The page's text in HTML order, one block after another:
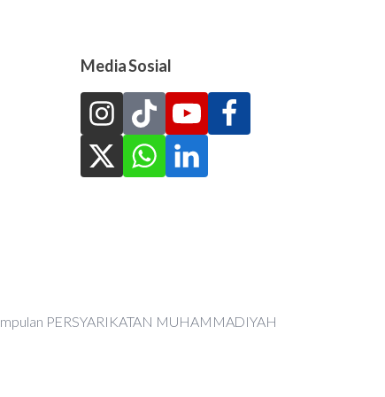
Media Sosial
PERSYARIKATAN MUHAMMADIYAH